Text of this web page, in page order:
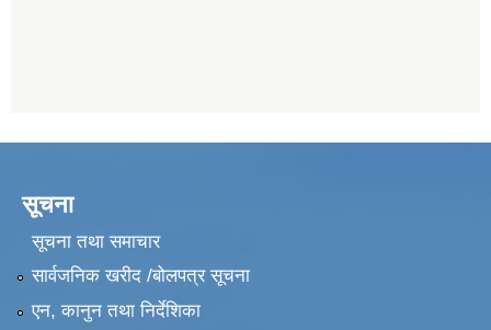
सूचना
सूचना तथा समाचार
सार्वजनिक खरीद /बोलपत्र सूचना
एन, कानुन तथा निर्देशिका